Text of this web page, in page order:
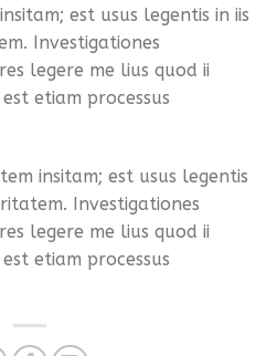
est usus legentis in iis
Investigationes
legere me lius quod ii
etiam processus
insitam; est usus legentis
Investigationes
legere me lius quod ii
etiam processus